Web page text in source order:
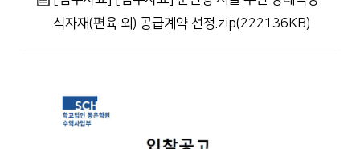
식자재(편육 외) 공급계약 선정.zip(222136KB)